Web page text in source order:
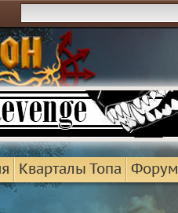
Кварталы Топа Форум